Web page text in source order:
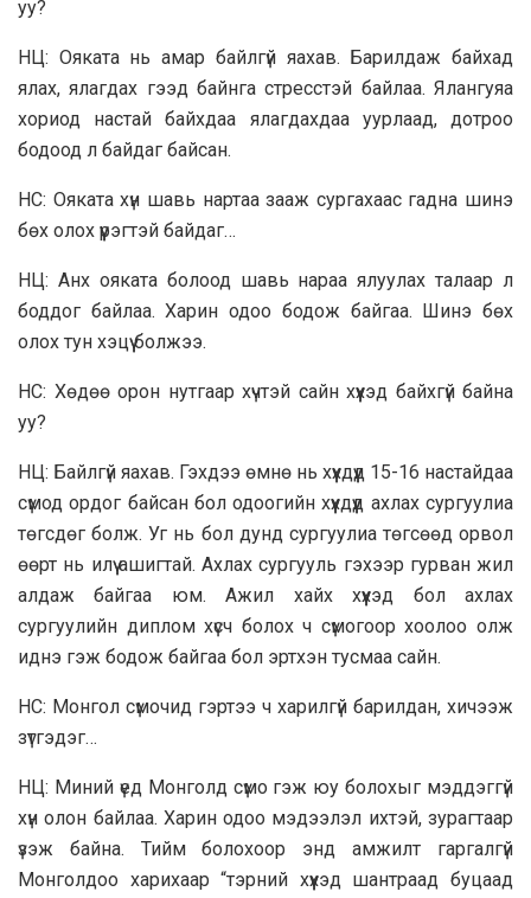
уу?
НЦ: Ояката нь амар байлгүй яахав. Барилдаж байхад
ялах, ялагдах гээд байнга стресстэй байлаа. Ялангуяа
хориод настай байхдаа ялагдахдаа уурлаад, дотроо
бодоод л байдаг байсан.
НС: Ояката хүн шавь нартаа зааж сургахаас гадна шинэ
бөх олох үүрэгтэй байдаг…
НЦ: Анх ояката болоод шавь нараа ялуулах талаар л
боддог байлаа. Харин одоо бодож байгаа. Шинэ бөх
олох тун хэцүү болжээ.
НС: Хөдөө орон нутгаар хүчтэй сайн хүүхэд байхгүй байна
уу?
НЦ: Байлгүй яахав. Гэхдээ өмнө нь хүүхдүүд 15-16 настайдаа
сүмод ордог байсан бол одоогийн хүүхдүүд ахлах сургуулиа
төгсдөг болж. Уг нь бол дунд сургуулиа төгсөөд орвол
өөрт нь илүү ашигтай. Ахлах сургууль гэхээр гурван жил
алдаж байгаа юм. Ажил хайх хүүхэд бол ахлах
сургуулийн диплом хүсч болох ч сүмогоор хоолоо олж
иднэ гэж бодож байгаа бол эртхэн тусмаа сайн.
НС: Монгол сүмочид гэртээ ч харилгүй барилдан, хичээж
зүтгэдэг…
НЦ: Миний үед Монголд сүмо гэж юу болохыг мэддэггүй
хүн олон байлаа. Харин одоо мэдээлэл ихтэй, зурагтаар
үзэж байна. Тийм болохоор энд амжилт гаргалгүй
Монголдоо харихаар “тэрний хүүхэд шантраад буцаад